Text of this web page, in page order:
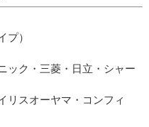
プ）
ック・三菱・日立・シャー
リスオーヤマ・コンフィ